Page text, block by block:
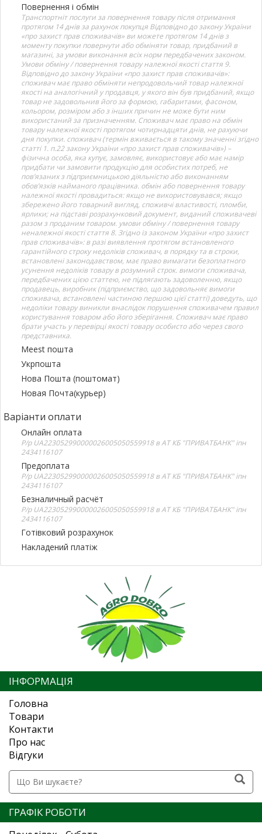
Повернення і обмін
Транспортніт послуги за повернення товару після отримання
протягом 14 днів за рахунок покупця Відповідно до закону України
«про захист прав споживачів» ви можете протягом 14 днів з
моменту покупки повернути або обміняти товар, придбаний в
магазині, за умови виконання всіх норм передбачених законом.
Умови обміну / повернення товару належної якості стаття 9.
Відповідно до закону України «про захист прав споживачів»:
споживач має право обміняти непродовольчий товар належної
якості на аналогічний у продавця, у якого він був придбаний, якщо
товар не задовольнив його за формою, габаритами, фасоном,
кольором, розміром або з інших причин не може бути ним
використаний за призначенням. Споживач має право на обмін
товару належної якості протягом чотирнадцяти днів, не рахуючи
дня покупки. споживач (термін вживається в такому значенні згідно
статті 1. п.22 закону України «про захист прав споживачів») –
фізична особа, яка купує, замовляє, використовує або має намір
придбати чи замовити продукцію для особистих потреб, не
пов’язаних з підприємницькою діяльністю або виконанням
обов’язків найманого працівника. обмін або повернення товару
належної якості провадиться: якщо не використовувався; якщо
збережено його товарний вигляд, споживчі властивості, пломби,
ярлики; на підставі розрахунковий документ, виданий споживачеві
разом з проданим товаром. умови обміну / повернення товару
неналежної якості стаття 8. Згідно із законом України «про захист
прав споживачів»: в разі виявлення протягом встановленого
гарантійного строку недоліків споживач, в порядку та в строки,
встановлені законодавством, має право вимагати безоплатного
усунення недоліків товару в розумний строк. вимоги споживача,
передбачених цією статтею, не підлягають задоволенню, якщо
продавець, виробник (підприємство, що задовольняє вимоги
споживача, встановлені частиною першою цієї статті) доведуть, що
недоліки товару виникли внаслідок порушення споживачем правил
користування товаром або його зберігання. Споживач має право
брати участь у перевірці якості товару особисто або через свого
представника.
Meest пошта
Укрпошта
Нова Пошта (поштомат)
Новая Почта(курьер)
Варіанти оплати
Онлайн оплата
Р/р UA223052990000026005050559918 в АТ КБ "ПРИВАТБАНК" іпн
2434116107
Предоплата
Р/р UA223052990000026005050559918 в АТ КБ "ПРИВАТБАНК" іпн
2434116107
Безналичный расчёт
Р/р UA223052990000026005050559918 в АТ КБ "ПРИВАТБАНК" іпн
2434116107
Готівковий розрахунок
Накладений платіж
ІНФОРМАЦІЯ
Головна
Товари
Контакти
Про нас
Відгуки
ГРАФІК РОБОТИ